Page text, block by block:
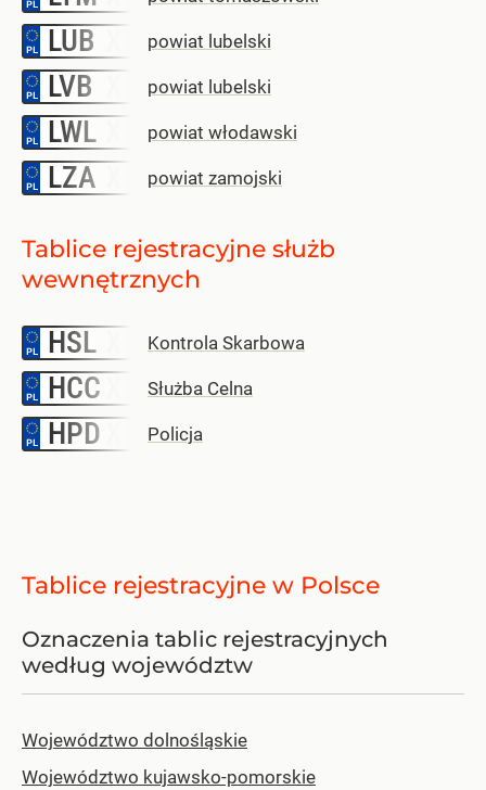
LUB powiat lubelski
LVB powiat lubelski
LWL powiat włodawski
LZA powiat zamojski
Tablice rejestracyjne służb
wewnętrznych
HSL Kontrola Skarbowa
HCC Służba Celna
HPD Policja
Tablice rejestracyjne w Polsce
Oznaczenia tablic rejestracyjnych
według województw
Województwo dolnośląskie
Województwo kujawsko-pomorskie